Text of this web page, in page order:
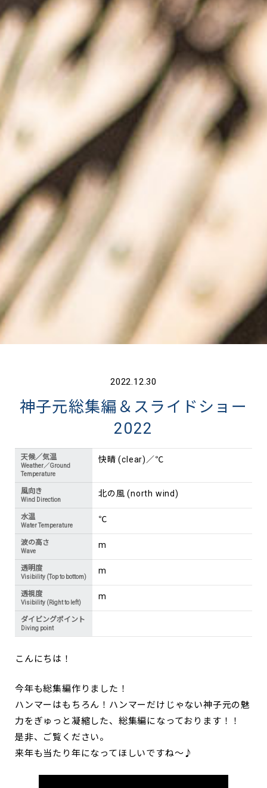
2022.12.30
神子元総集編＆スライドショー
2022
天候／気温
Weather／Ground
Temperature
快晴 (clear)／℃
風向き
Wind Direction
北の風 (north wind)
水温
Water Temperature
℃
波の高さ
Wave
m
透明度
Visibility (Top to bottom)
m
透視度
Visibility (Right to left)
m
ダイビングポイント
Diving point
こんにちは！
今年も総集編作りました！
ハンマーはもちろん！ハンマーだけじゃない神子元の魅
力をぎゅっと凝縮した、総集編になっております！！
是非、ご覧ください。
来年も当たり年になってほしいですね～♪